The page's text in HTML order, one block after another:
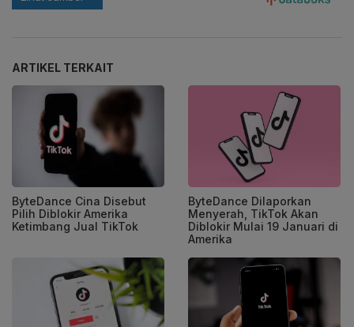
ARTIKEL TERKAIT
ByteDance Cina Disebut
Pilih Diblokir Amerika
Ketimbang Jual TikTok
ByteDance Dilaporkan
Menyerah, TikTok Akan
Diblokir Mulai 19 Januari di
Amerika